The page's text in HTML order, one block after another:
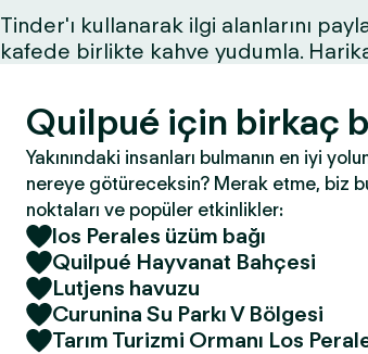
Tinder'ı kullanarak ilgi alanlarını
kafede birlikte kahve yudumla.
Quilpué için birkaç
Yakınındaki insanları bulmanın en iyi
nereye götüreceksin? Merak etme, biz
noktaları ve popüler etkinlikler:
los Perales üzüm bağı
Quilpué Hayvanat Bahçesi
Lutjens havuzu
Curunina Su Parkı V Bölgesi
Tarım Turizmi Ormanı Los